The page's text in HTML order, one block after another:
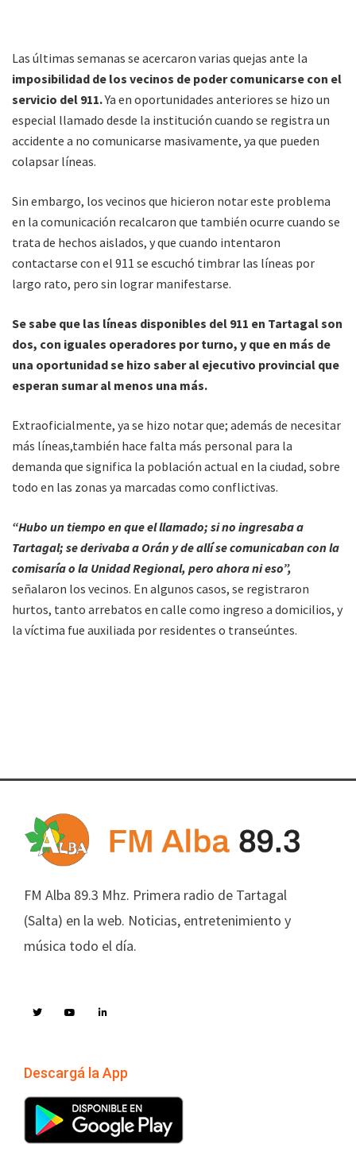
Las últimas semanas se acercaron varias quejas ante la
imposibilidad de los vecinos de poder comunicarse con el
servicio del 911.Ya en oportunidades anteriores se hizo un
especial llamado desde la institución cuando se registra un
accidente a no comunicarse masivamente, ya que pueden
colapsar líneas.
Sin embargo, los vecinos que hicieron notar este problema
en la comunicación recalcaron que también ocurre cuando se
trata de hechos aislados, y que cuando intentaron
contactarse con el 911 se escuchó timbrar las líneas por
largo rato, pero sin lograr manifestarse.
Se sabe que las líneas disponibles del 911 en Tartagal son
dos, con iguales operadores por turno, y que en más de
una oportunidad se hizo saber al ejecutivo provincial que
esperan sumar al menos una más.
Extraoficialmente, ya se hizo notar que; además de necesitar
más líneas,también hace falta más personal para la
demanda que significa la población actual en la ciudad, sobre
todo en las zonas ya marcadas como conflictivas.
“Hubo un tiempo en que el llamado; si no ingresaba a
Tartagal; se derivaba a Orán y de allí se comunicaban con la
comisaría o la Unidad Regional, pero ahora ni eso”,
señalaron los vecinos. En algunos casos, se registraron
hurtos, tanto arrebatos en calle como ingreso a domicilios, y
la víctima fue auxiliada por residentes o transeúntes.
FM Alba 89.3 Mhz. Primera radio de Tartagal
(Salta) en la web. Noticias, entretenimiento y
música todo el día.
Descargá la App